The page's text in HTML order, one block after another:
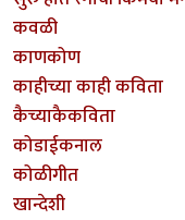
कवळी
काणकोण
काहीच्या काही कविता
कैच्याकैकविता
कोडाईकनाल
कोळीगीत
खान्देशी